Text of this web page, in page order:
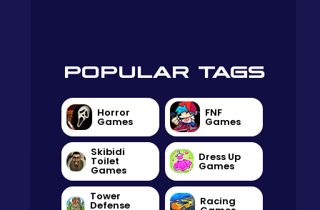
POPULAR TAGS
Horror
Games
FNF
Games
Skibidi
Toilet
Games
Dress Up
Games
Tower
Defense Racing